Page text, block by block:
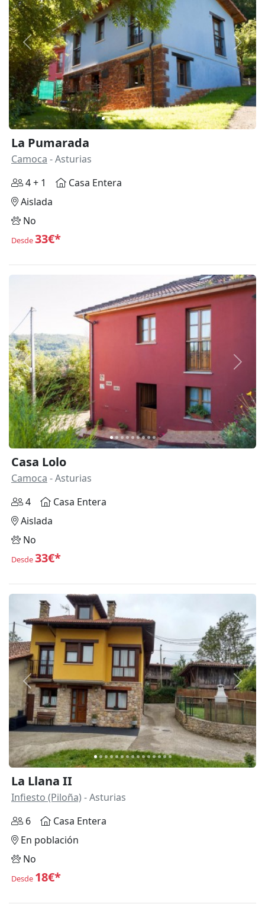
Anterior
La Pumarada
Camoca - Asturias
4 + 1
Casa Entera
Aislada
No
Desde33€*
Anterior
Casa Lolo
Camoca - Asturias
4
Casa Entera
Aislada
No
Desde33€*
Anterior
La Llana II
Infiesto (Piloña) - Asturias
6
Casa Entera
En población
No
Desde 18€*